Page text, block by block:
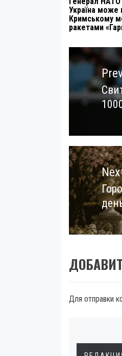
Україна може
Кримському
ракетами
по
записям
Для отправки